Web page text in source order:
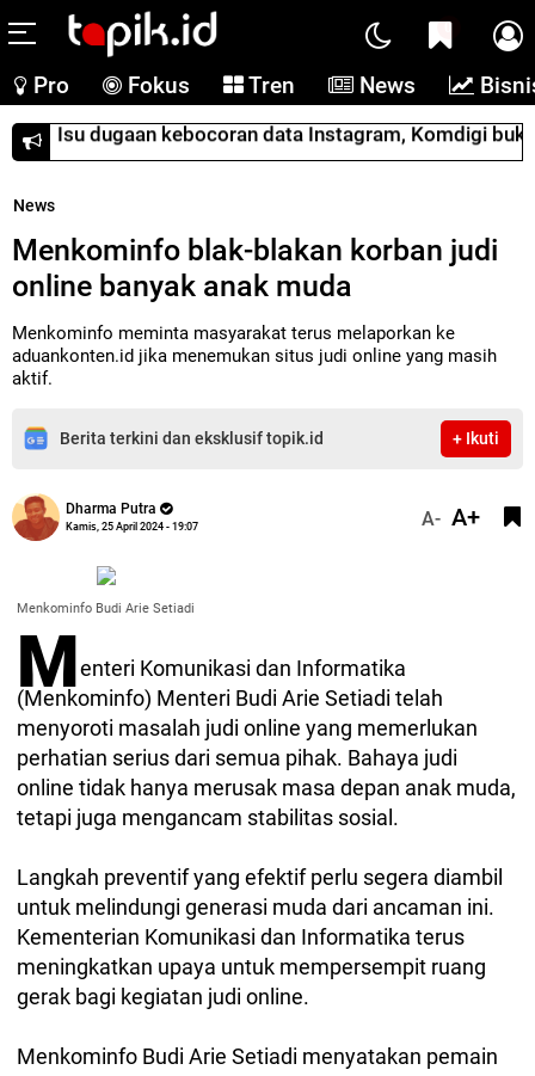
0
Pro Fokus Tren News
Isu dugaan kebocoran data Instagram, Komdigi
News
Menkominfo blak-blakan korban judi
online banyak anak muda
Menkominfo meminta masyarakat terus melaporkan ke
aduankonten.id jika menemukan situs judi online yang masih
aktif.
Berita terkini dan eksklusif topik.id + Ikuti
Dharma Putra
Kamis, 25 April 2024 - 19:07 A- A+
Menkominfo Budi Arie Setiadi
Menteri Komunikasi dan Informatika
(Menkominfo) Menteri Budi Arie Setiadi telah
menyoroti masalah judi online yang memerlukan
perhatian serius dari semua pihak. Bahaya judi
online tidak hanya merusak masa depan anak muda,
tetapi juga mengancam stabilitas sosial.
Langkah preventif yang efektif perlu segera diambil
untuk melindungi generasi muda dari ancaman ini.
Kementerian Komunikasi dan Informatika terus
meningkatkan upaya untuk mempersempit ruang
gerak bagi kegiatan judi online.
Menkominfo Budi Arie Setiadi menyatakan pemain